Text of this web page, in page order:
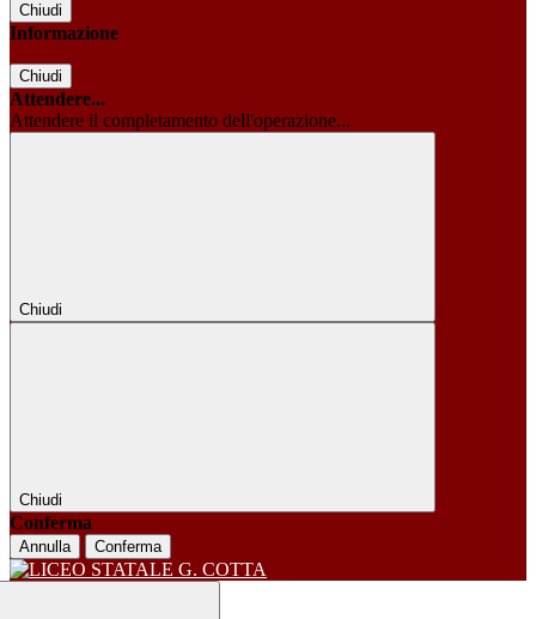
Chiudi
Informazione
Chiudi
Attendere...
Attendere il completamento dell'operazione...
Chiudi
Chiudi
Conferma
Annulla Conferma